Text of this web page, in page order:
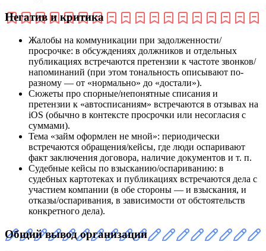
Негатив и критика
Жалобы на коммуникации при задолженности/
просрочке: в обсуждениях должников и отдельных
публикациях встречаются претензии к частоте звонков/
напоминаний (при этом тональность описывают по-
разному — от «нормально» до «достали»).
Сюжеты про спорные/непонятные списания и
претензии к «автосписаниям» встречаются в отзывах на
iOS (обычно в контексте просрочки или несогласия с
суммами).
Тема «займ оформлен не мной»: периодически
встречаются обращения/кейсы, где люди оспаривают
факт заключения договора, наличие документов и т. п.
Судебные кейсы по взысканию/оспариванию: в
судебных картотеках и публикациях встречаются дела с
участием компании (в обе стороны — и взыскания, и
отказы/оспаривания, в зависимости от обстоятельств
конкретного дела).
Общий вывод организации